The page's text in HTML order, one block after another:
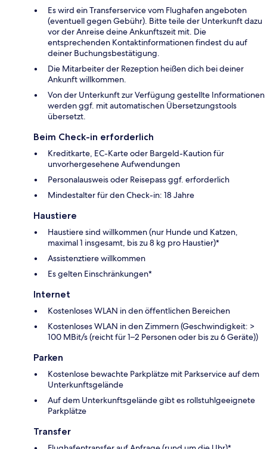
Es wird ein Transferservice vom Flughafen angeboten
(eventuell gegen Gebühr). Bitte teile der Unterkunft dazu
vor der Anreise deine Ankunftszeit mit. Die
entsprechenden Kontaktinformationen findest du auf
deiner Buchungsbestätigung.
Die Mitarbeiter der Rezeption heißen dich bei deiner
Ankunft willkommen.
Von der Unterkunft zur Verfügung gestellte Informationen
werden ggf. mit automatischen Übersetzungstools
übersetzt.
Beim Check-in erforderlich
Kreditkarte, EC-Karte oder Bargeld-Kaution für
unvorhergesehene Aufwendungen
Personalausweis oder Reisepass ggf. erforderlich
Mindestalter für den Check-in: 18 Jahre
Haustiere
Haustiere sind willkommen (nur Hunde und Katzen,
maximal 1 insgesamt, bis zu 8 kg pro Haustier)*
Assistenztiere willkommen
Es gelten Einschränkungen*
Internet
Kostenloses WLAN in den öffentlichen Bereichen
Kostenloses WLAN in den Zimmern (Geschwindigkeit: >
100 MBit/s (reicht für 1–2 Personen oder bis zu 6 Geräte))
Parken
Kostenlose bewachte Parkplätze mit Parkservice auf dem
Unterkunftsgelände
Auf dem Unterkunftsgelände gibt es rollstuhlgeeignete
Parkplätze
Transfer